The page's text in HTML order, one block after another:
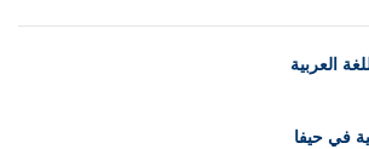
العربية
في حيفا